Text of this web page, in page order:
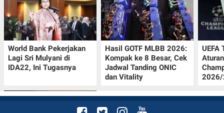
World Bank Pekerjakan
Lagi Sri Mulyani di
IDA22, Ini Tugasnya
Hasil GOTF MLBB 2026:
Kompak ke 8 Besar, Cek
Jadwal Tanding ONIC
dan Vitality
UEFA
2026/